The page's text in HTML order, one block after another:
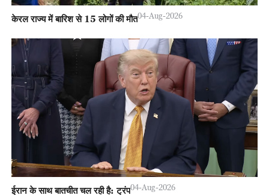
केरल राज्य में बारिश से 15 लोगों की मौत04-Aug-2026
ईरान के साथ बातचीत चल रही है: ट्रंप04-Aug-2026